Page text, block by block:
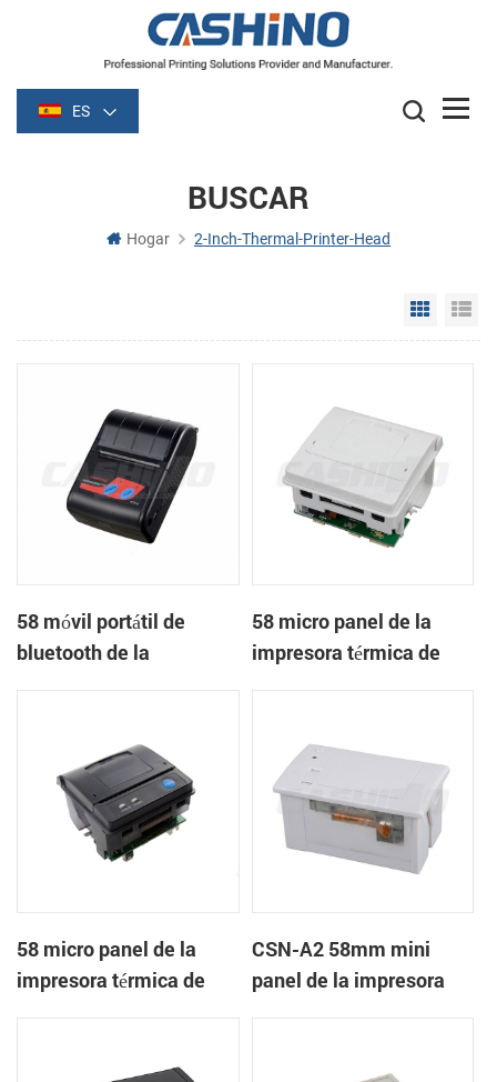
ES
BUSCAR
Hogar 2-Inch-Thermal-Printer-Head
Grid
58 móvil portátil de
bluetooth de la
58 micro panel de la
impresora térmica de
58 micro panel de la
impresora térmica de
CSN-A2 58mm mini
panel de la impresora